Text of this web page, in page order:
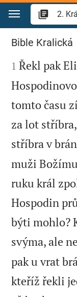
Přejít na obsah
2. Královská 7
Bible Kralická

1 Řekl pak
tomto času
za lot
stříbra v
muži
ruku král
Hospodin
býti mohlo?
svýma, ale
pak u vrat
kteříž řekli